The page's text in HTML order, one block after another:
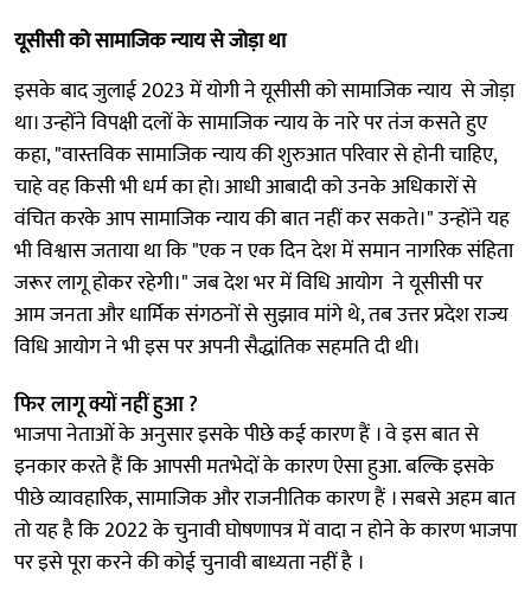
यूसीसी को सामाजिक न्याय से जोड़ा था
इसके बाद जुलाई 2023 में योगी ने यूसीसी को सामाजिक न्याय से जोड़ा
था। उन्होंने विपक्षी दलों के सामाजिक न्याय के नारे पर तंज कसते हुए
कहा, "वास्तविक सामाजिक न्याय की शुरुआत परिवार से होनी चाहिए,
चाहे वह किसी भी धर्म का हो। आधी आबादी को उनके अधिकारों से
वंचित करके आप सामाजिक न्याय की बात नहीं कर सकते।" उन्होंने यह
भी विश्वास जताया था कि "एक न एक दिन देश में समान नागरिक संहिता
जरूर लागू होकर रहेगी।" जब देश भर में विधि आयोग ने यूसीसी पर
आम जनता और धार्मिक संगठनों से सुझाव मांगे थे, तब उत्तर प्रदेश राज्य
विधि आयोग ने भी इस पर अपनी सैद्धांतिक सहमति दी थी।
फिर लागू क्यों नहीं हुआ ?
भाजपा नेताओं के अनुसार इसके पीछे कई कारण हैं । वे इस बात से
इनकार करते हैं कि आपसी मतभेदों के कारण ऐसा हुआ. बल्कि इसके
पीछे व्यावहारिक, सामाजिक और राजनीतिक कारण हैं । सबसे अहम बात
तो यह है कि 2022 के चुनावी घोषणापत्र में वादा न होने के कारण भाजपा
पर इसे पूरा करने की कोई चुनावी बाध्यता नहीं है ।